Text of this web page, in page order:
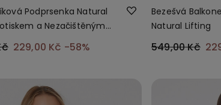
Podprsenka Natural
a Nezačištěným
229,00 Kč -58%
Bezešvá
Natural Lifting
549,00 Kč